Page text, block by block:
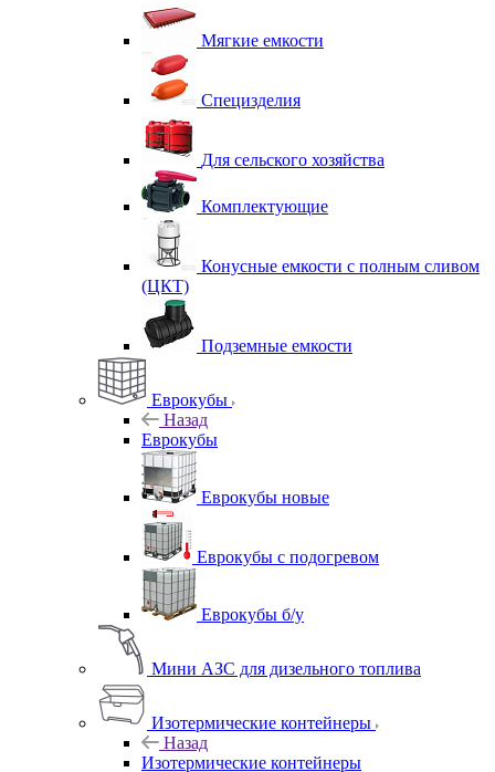
Мягкие емкости
Специзделия
Для сельского хозяйства
Комплектующие
Конусные емкости с полным сливом
(ЦКТ)
Подземные емкости
Еврокубы
Назад
Еврокубы
Еврокубы новые
Еврокубы с подогревом
Еврокубы б/у
Мини АЗС для дизельного топлива
Изотермические контейнеры
Назад
Изотермические контейнеры